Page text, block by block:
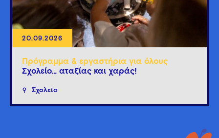
20.09.2026
Πρόγραμμα & εργαστήρια για όλους
Σχολείο… αταξίας και χαράς!
Σχολείο